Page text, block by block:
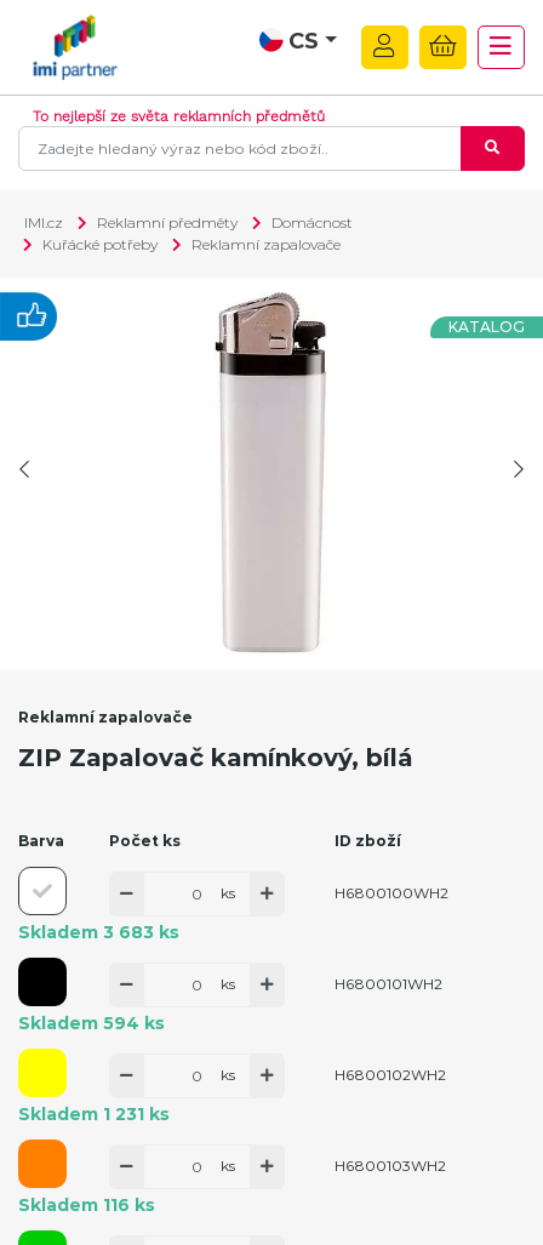
CS
To nejlepší ze světa reklamních předmětů
IMI.cz Reklamní předměty
Domácnost
Kuřácké potřeby
Reklamní zapalovače
KATALOG
Reklamní zapalovače
ZIP Zapalovač kamínkový, bílá
Barva Počet ks ID zboží
Skladem 3 683 ks
ks H6800100WH2
Skladem 594 ks
ks H6800101WH2
Skladem 1 231 ks
ks H6800102WH2
Skladem 116 ks
ks H6800103WH2